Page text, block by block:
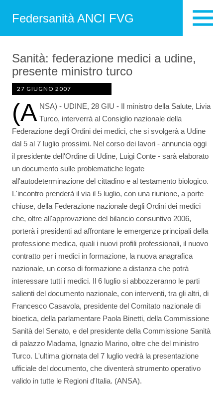
Federsanità ANCI FVG
Sanità: federazione medici a udine,
presente ministro turco
27 GIUGNO 2007
(A NSA) - UDINE, 28 GIU - Il ministro della Salute, Livia
Turco, interverrà al Consiglio nazionale della
Federazione degli Ordini dei medici, che si svolgerà a Udine
dal 5 al 7 luglio prossimi. Nel corso dei lavori - annuncia oggi
il presidente dell'Ordine di Udine, Luigi Conte - sarà elaborato
un documento sulle problematiche legate
all'autodeterminazione del cittadino e al testamento biologico.
L'incontro prenderà il via il 5 luglio, con una riunione, a porte
chiuse, della Federazione nazionale degli Ordini dei medici
che, oltre all'approvazione del bilancio consuntivo 2006,
porterà i presidenti ad affrontare le emergenze principali della
professione medica, quali i nuovi profili professionali, il nuovo
contratto per i medici in formazione, la nuova anagrafica
nazionale, un corso di formazione a distanza che potrà
interessare tutti i medici. Il 6 luglio si abbozzeranno le parti
salienti del documento nazionale, con interventi, tra gli altri, di
Francesco Casavola, presidente del Comitato nazionale di
bioetica, della parlamentare Paola Binetti, della Commissione
Sanità del Senato, e del presidente della Commissione Sanità
di palazzo Madama, Ignazio Marino, oltre che del ministro
Turco. L'ultima giornata del 7 luglio vedrà la presentazione
ufficiale del documento, che diventerà strumento operativo
valido in tutte le Regioni d'Italia. (ANSA).